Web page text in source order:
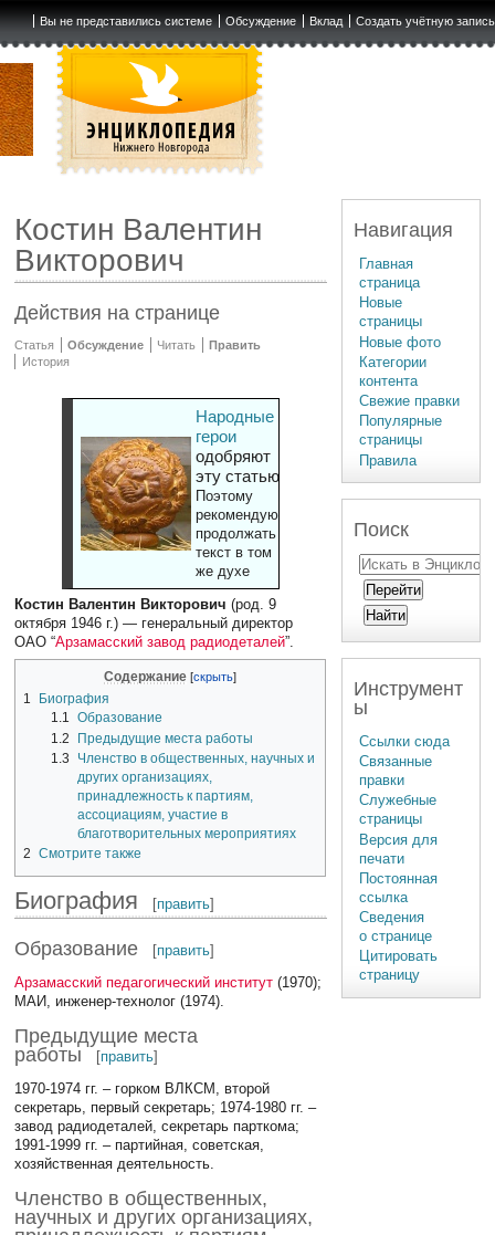
Вы не представились системе Обсуждение Вклад Создать учётную запись
Костин Валентин
Викторович
Действия на странице
Статья Обсуждение Читать
Править
История
Народные
герои
одобряют
эту статью
Поэтому
рекомендуют
продолжать
текст в том
же духе
Костин Валентин Викторович (род. 9
октября 1946 г.) — генеральный директор
ОАО “Арзамасский завод радиодеталей”.
Содержание
1
Биография
1.1 Образование
1.2
Предыдущие места работы
1.3
Членство в общественных, научных и
других организациях,
принадлежность к партиям,
ассоциациям, участие в
благотворительных мероприятиях
2
Смотрите также
Биография [править]
Образование [править]
Арзамасский педагогический институт (1970);
МАИ, инженер-технолог (1974).
Предыдущие места
работы
[править]
1970-1974 гг. – горком ВЛКСМ, второй
секретарь, первый секретарь; 1974-1980 гг. –
завод радиодеталей, секретарь парткома;
1991-1999 гг. – партийная, советская,
хозяйственная деятельность.
Членство в общественных,
научных и других организациях,
Навигация
Главная
страница
Новые
страницы
Новые фото
Категории
контента
Свежие правки
Популярные
страницы
Правила
Поиск
Инструмент
ы
Ссылки сюда
Связанные
правки
Служебные
страницы
Версия для
печати
Постоянная
ссылка
Сведения
о странице
Цитировать
страницу